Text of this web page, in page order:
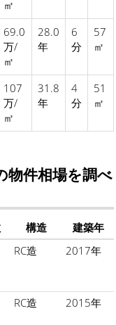
㎡
69.0
万/
㎡
28.0
年
6
分
57
㎡
107
万/
㎡
31.8
年
4
分
51
㎡
物件相場を調べ
構造
建築年
RC造 2017年
RC造 2015年